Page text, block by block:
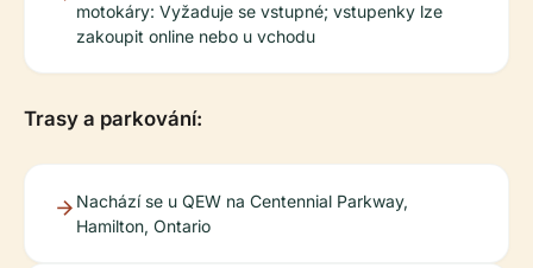
motokáry: Vyžaduje se vstupné; vstupenky lze
zakoupit online nebo u vchodu
Trasy a parkování:
Nachází se u QEW na Centennial Parkway,
Hamilton, Ontario